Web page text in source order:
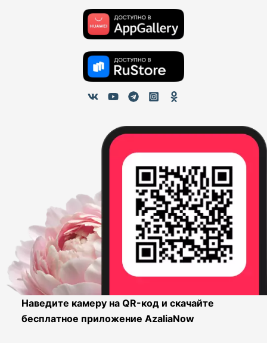
Наведите камеру на QR-код и скачайте
бесплатное приложение AzaliaNow